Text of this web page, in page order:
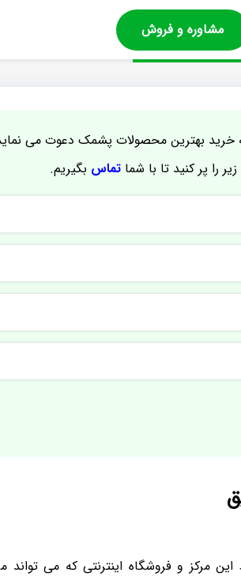
مشاوره و فروش
خرید بهترین محصولات پشمک دعوت می
زیر را پر کنید تا با شماتماس بگیریم.
و فروشگاه اینترنتی که می تواند